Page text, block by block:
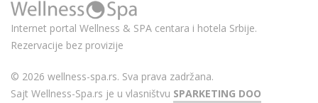
Internet portal Wellness & SPA centara i hotela Srbije.
Rezervacije bez provizije
© 2026 wellness-spa.rs. Sva prava zadržana.
Sajt Wellness-Spa.rs je u vlasništvu SPARKETING DOO